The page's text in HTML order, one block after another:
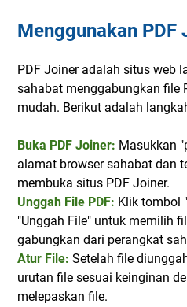
Menggunakan PDF
PDF Joiner adalah situs web
sahabat menggabungkan file
mudah. Berikut adalah
Buka PDF Joiner: Masukkan
alamat browser sahabat dan
membuka situs PDF Joiner.
Unggah File PDF: Klik tombol
"Unggah File" untuk memilih
gabungkan dari perangkat
Atur File: Setelah file
urutan file sesuai keinginan
melepaskan file.